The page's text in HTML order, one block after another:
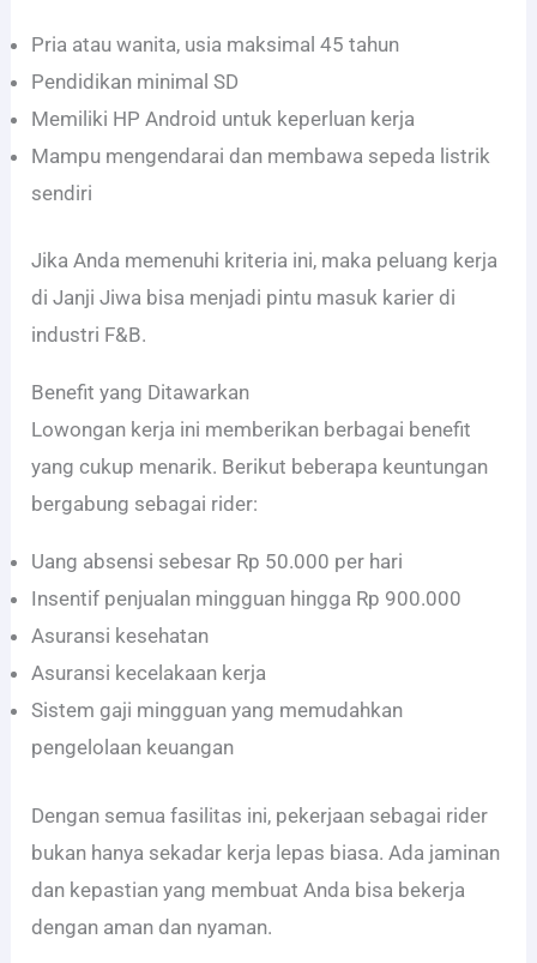
Pria atau wanita, usia maksimal 45 tahun
Pendidikan minimal SD
Memiliki HP Android untuk keperluan kerja
Mampu mengendarai dan membawa sepeda listrik
sendiri
Jika Anda memenuhi kriteria ini, maka peluang kerja
di Janji Jiwa bisa menjadi pintu masuk karier di
industri F&B.
Benefit yang Ditawarkan
Lowongan kerja ini memberikan berbagai benefit
yang cukup menarik. Berikut beberapa keuntungan
bergabung sebagai rider:
Uang absensi sebesar Rp 50.000 per hari
Insentif penjualan mingguan hingga Rp 900.000
Asuransi kesehatan
Asuransi kecelakaan kerja
Sistem gaji mingguan yang memudahkan
pengelolaan keuangan
Dengan semua fasilitas ini, pekerjaan sebagai rider
bukan hanya sekadar kerja lepas biasa. Ada jaminan
dan kepastian yang membuat Anda bisa bekerja
dengan aman dan nyaman.